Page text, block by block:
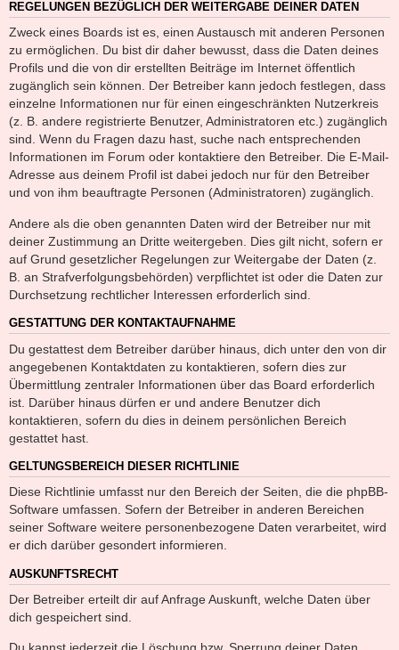
REGELUNGEN BEZÜGLICH DER WEITERGABE DEINER DATEN
Zweck eines Boards ist es, einen Austausch mit anderen Personen
zu ermöglichen. Du bist dir daher bewusst, dass die Daten deines
Profils und die von dir erstellten Beiträge im Internet öffentlich
zugänglich sein können. Der Betreiber kann jedoch festlegen, dass
einzelne Informationen nur für einen eingeschränkten Nutzerkreis
(z. B. andere registrierte Benutzer, Administratoren etc.) zugänglich
sind. Wenn du Fragen dazu hast, suche nach entsprechenden
Informationen im Forum oder kontaktiere den Betreiber. Die E-Mail-
Adresse aus deinem Profil ist dabei jedoch nur für den Betreiber
und von ihm beauftragte Personen (Administratoren) zugänglich.
Andere als die oben genannten Daten wird der Betreiber nur mit
deiner Zustimmung an Dritte weitergeben. Dies gilt nicht, sofern er
auf Grund gesetzlicher Regelungen zur Weitergabe der Daten (z.
B. an Strafverfolgungsbehörden) verpflichtet ist oder die Daten zur
Durchsetzung rechtlicher Interessen erforderlich sind.
GESTATTUNG DER KONTAKTAUFNAHME
Du gestattest dem Betreiber darüber hinaus, dich unter den von dir
angegebenen Kontaktdaten zu kontaktieren, sofern dies zur
Übermittlung zentraler Informationen über das Board erforderlich
ist. Darüber hinaus dürfen er und andere Benutzer dich
kontaktieren, sofern du dies in deinem persönlichen Bereich
gestattet hast.
GELTUNGSBEREICH DIESER RICHTLINIE
Diese Richtlinie umfasst nur den Bereich der Seiten, die die phpBB-
Software umfassen. Sofern der Betreiber in anderen Bereichen
seiner Software weitere personenbezogene Daten verarbeitet, wird
er dich darüber gesondert informieren.
AUSKUNFTSRECHT
Der Betreiber erteilt dir auf Anfrage Auskunft, welche Daten über
dich gespeichert sind.